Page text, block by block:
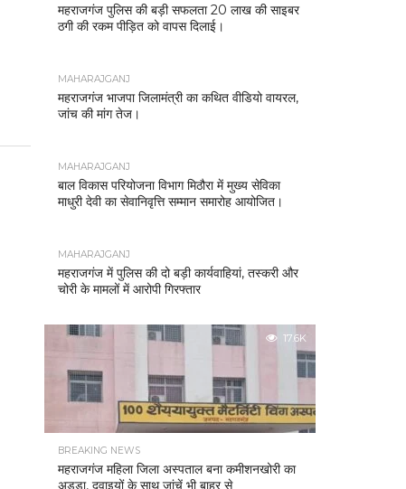
महराजगंज पुलिस की बड़ी सफलता 20 लाख की साइबर
ठगी की रकम पीड़ित को वापस दिलाई।
MAHARAJGANJ
महराजगंज भाजपा जिलामंत्री का कथित वीडियो वायरल,
जांच की मांग तेज।
MAHARAJGANJ
बाल विकास परियोजना विभाग मिठौरा में मुख्य सेविका
माधुरी देवी का सेवानिवृत्ति सम्मान समारोह आयोजित।
MAHARAJGANJ
महराजगंज में पुलिस की दो बड़ी कार्यवाहियां, तस्करी और
चोरी के मामलों में आरोपी गिरफ्तार
17.6K
BREAKING NEWS
महराजगंज महिला जिला अस्पताल बना कमीशनखोरी का
अड्डा, दवाइयों के साथ जांचें भी बाहर से